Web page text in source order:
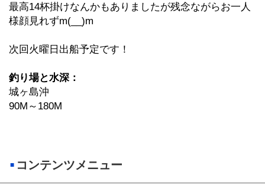
最高14杯掛けなんかもありましたが残念ながらお一人
様顔見れずm(__)m
次回火曜日出船予定です！
釣り場と水深：
城ヶ島沖
90M～180M
コンテンツメニュー